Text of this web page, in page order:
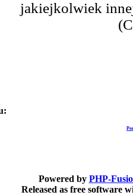
jakiejkolwiek
Powered by PHP-
Released as free software